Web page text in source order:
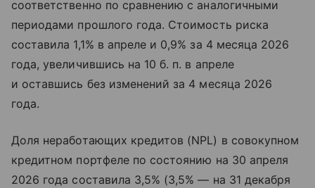
соответственно по сравнению с аналогичными
периодами прошлого года. Стоимость риска
составила 1,1% в апреле и 0,9% за 4 месяца 2026
года, увеличившись на 10 б. п. в апреле
и оставшись без изменений за 4 месяца 2026
года.
Доля неработающих кредитов (NPL) в совокупном
кредитном портфеле по состоянию на 30 апреля
2026 года составила 3,5% (3,5% — на 31 декабря